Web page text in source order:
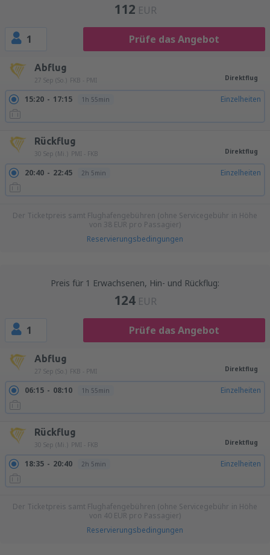
112 EUR
1 Prüfe das Angebot
Abflug
27 Sep (So.) FKB - PMI Direktflug
15:20 17:15 1h 55min Einzelheiten
Rückflug
30 Sep (Mi.) PMI - FKB Direktflug
20:40 22:45 2h 5min Einzelheiten
Der Ticketpreis samt Flughafengebühren (ohne Servicegebühr in Höhe
von 38 EUR pro Passagier)
Reservierungsbedingungen
Preis für 1 Erwachsenen, Hin- und Rückflug:
124 EUR
1 Prüfe das Angebot
Abflug
27 Sep (So.) FKB - PMI Direktflug
06:15 08:10 1h 55min Einzelheiten
Rückflug
30 Sep (Mi.) PMI - FKB Direktflug
18:35 20:40 2h 5min Einzelheiten
Der Ticketpreis samt Flughafengebühren (ohne Servicegebühr in Höhe
von 40 EUR pro Passagier)
Reservierungsbedingungen